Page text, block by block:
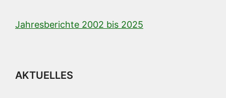
Jahresberichte 2002 bis 2025
AKTUELLES